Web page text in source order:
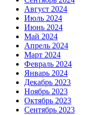
Август 2024
Июль 2024
Июнь 2024
Май 2024
Апрель 2024
Март 2024
Февраль 2024
Январь 2024
Декабрь 2023
Ноябрь 2023
Октябрь 2023
Сентябрь 2023